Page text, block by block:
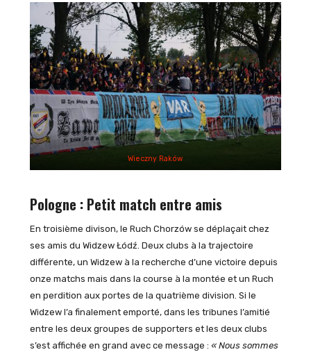
Wieczny Raków
Pologne : Petit match entre amis
En troisième divison, le Ruch Chorzów se déplaçait chez
ses amis du Widzew Łódź. Deux clubs à la trajectoire
différente, un Widzew à la recherche d’une victoire depuis
onze matchs mais dans la course à la montée et un Ruch
en perdition aux portes de la quatrième division. Si le
Widzew l’a finalement emporté, dans les tribunes l’amitié
entre les deux groupes de supporters et les deux clubs
s’est affichée en grand avec ce message : « Nous sommes